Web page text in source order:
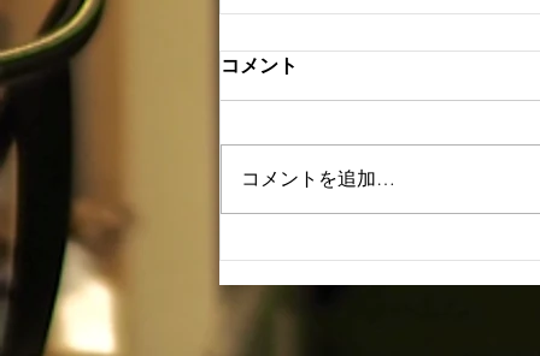
2/2恵方巻店頭販売
コメント
コメントを追加…